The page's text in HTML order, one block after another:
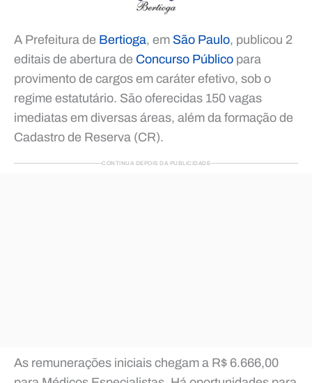
A Prefeitura de Bertioga, em São Paulo, publicou 2
editais de abertura de Concurso Público para
provimento de cargos em caráter efetivo, sob o
regime estatutário. São oferecidas 150 vagas
imediatas em diversas áreas, além da formação de
Cadastro de Reserva (CR).
CONTINUA DEPOIS DA PUBLICIDADE
As remunerações iniciais chegam a R$ 6.666,00